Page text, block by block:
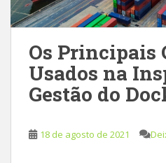
Os Principais
Usados na
Gestão do
18 de agosto de 2021